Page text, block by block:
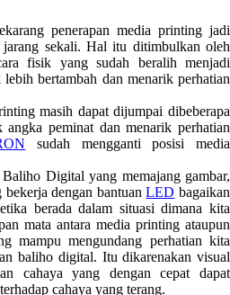
penerapan media printing jadi
sekali. Hal itu ditimbulkan oleh
fisik yang sudah beralih menjadi
bertambah dan menarik perhatian
masih dapat dijumpai dibeberapa
peminat dan menarik perhatian
sudah mengganti posisi media
Digital yang memajang gambar,
bekerja dengan bantuanLED bagaikan
berada dalam situasi dimana kita
mata antara media printing ataupun
mampu mengundang perhatian kita
baliho digital. Itu dikarenakan visual
cahaya yang dengan cepat dapat
cahaya yang terang.